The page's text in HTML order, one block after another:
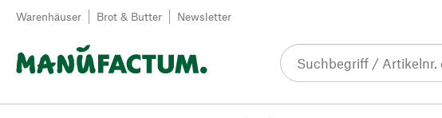
Zum Inhalt springen
Warenhäuser Brot & Butter Newsletter